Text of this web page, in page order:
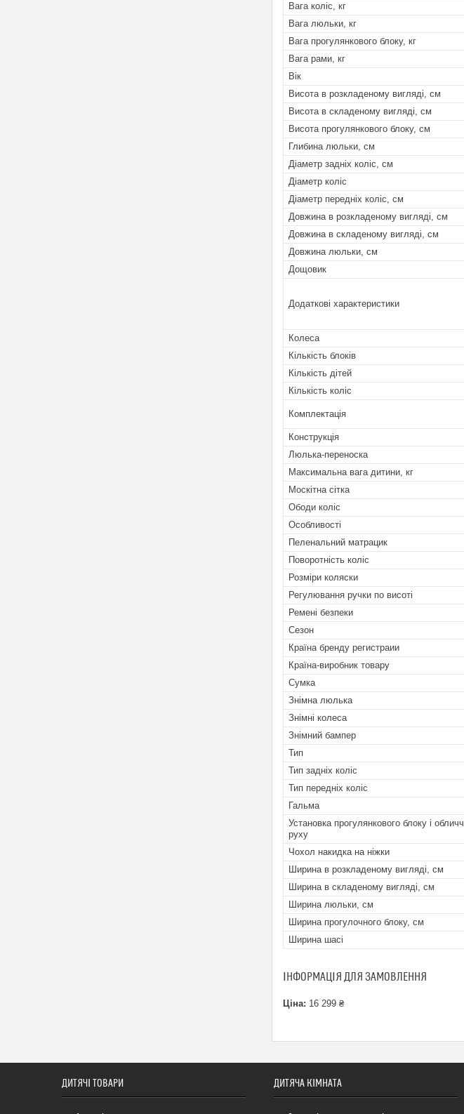
Вага коліс, кг
Вага люльки, кг
Вага прогулянкового блоку, кг
Вага рами, кг
Вік
Висота в розкладеному вигляді, см
Висота в складеному вигляді, см
Висота прогулянкового блоку, см
Глибина люльки, см
Діаметр задніх коліс, см
Діаметр коліс
Діаметр передніх коліс, см
Довжина в розкладеному вигляді, см
Довжина в складеному вигляді, см
Довжина люльки, см
Дощовик
Додаткові характеристики
Колеса
Кількість блоків
Кількість дітей
Кількість коліс
Комплектація
Конструкція
Люлька-переноска
Максимальна вага дитини, кг
Москітна сітка
Ободи коліс
Особливості
Пеленальний матрацик
Поворотність коліс
Розміри коляски
Регулювання ручки по висоті
Ремені безпеки
Сезон
Країна бренду регистраии
Країна-виробник товару
Сумка
Знімна люлька
Знімні колеса
Знімний бампер
Тип
Тип задніх коліс
Тип передніх коліс
Гальма
Установка прогулянкового блоку і
руху
Чохол накидка на ніжки
Ширина в розкладеному вигляді, см
Ширина в складеному вигляді, см
Ширина люльки, см
Ширина прогулочного блоку, см
Ширина шасі
ІНФОРМАЦІЯ ДЛЯ ЗАМОВЛЕННЯ
Ціна: 16 299 ₴
ДИТЯЧІ ТОВАРИ ДИТЯЧА КІМНАТА